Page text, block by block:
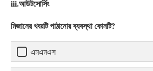
iii.আউটসোর্সিং
মিজানের খবরটি পাঠানোর ব্যবস্থা কোনটি?
এমএমএস